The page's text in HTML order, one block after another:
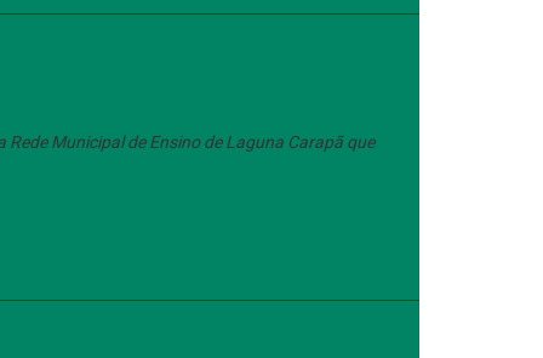
Municipal de Ensino de Laguna Carapã que